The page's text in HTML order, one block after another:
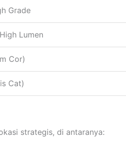
Grade
Lumen
Cor)
Cat)
strategis, di antaranya: